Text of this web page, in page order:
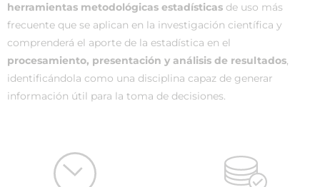
herramientas metodológicas estadísticas de uso más
frecuente que se aplican en la investigación científica y
comprenderá el aporte de la estadística en el
procesamiento, presentación y análisis de resultados,
identificándola como una disciplina capaz de generar
información útil para la toma de decisiones.